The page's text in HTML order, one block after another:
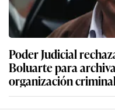
Poder Judicial
Boluarte para
organización criminal